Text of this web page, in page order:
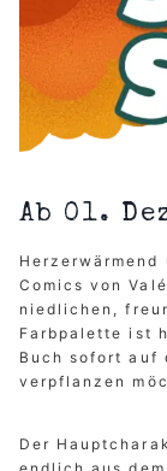
Ab 01.
Comics von
niedlichen,
Farbpalette ist
Buch sofort auf
verpflanzen
Der